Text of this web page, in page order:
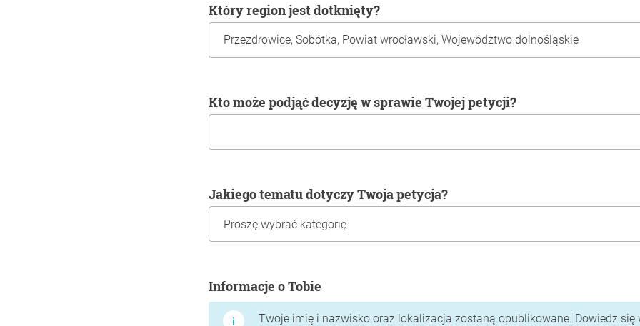
Który region jest dotknięty?
Kto może podjąć decyzję w sprawie Twojej petycji?
Jakiego tematu dotyczy Twoja petycja?
Informacje o Tobie
Twoje imię i nazwisko oraz lokalizacja zostaną opublikowane. Dowiedz się